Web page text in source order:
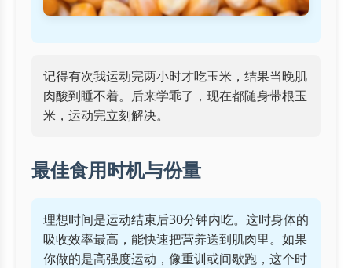
记得有次我运动完两小时才吃玉米，结果当晚肌
肉酸到睡不着。后来学乖了，现在都随身带根玉
米，运动完立刻解决。
最佳食用时机与份量
理想时间是运动结束后30分钟内吃。这时身体的
吸收效率最高，能快速把营养送到肌肉里。如果
你做的是高强度运动，像重训或间歇跑，这个时